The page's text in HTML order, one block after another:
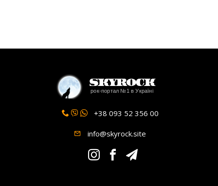
SkyRock
рок-портал №1 в Україні
+38 093 52 356 00
info@skyrock.site